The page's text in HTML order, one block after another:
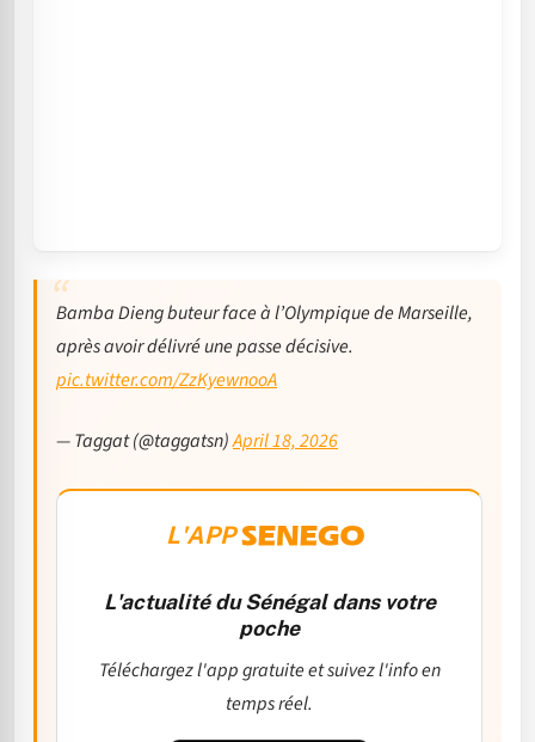
Bamba Dieng buteur face à l’Olympique de Marseille,
après avoir délivré une passe décisive.
pic.twitter.com/ZzKyewnooA
— Taggat (@taggatsn)April 18, 2026
L'APP
L'actualité du Sénégal dans votre
poche
Téléchargez l'app gratuite et suivez l'info en
temps réel.